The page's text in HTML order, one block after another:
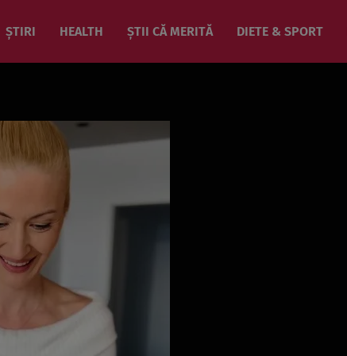
ȘTIRI HEALTH ȘTII CĂ MERITĂ DIETE & SPORT